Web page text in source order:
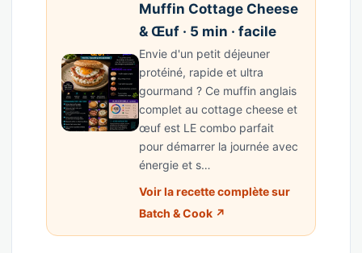
Muffin Cottage Cheese
& Œuf · 5 min · facile
Envie d'un petit déjeuner
protéiné, rapide et ultra
gourmand ? Ce muffin anglais
complet au cottage cheese et
œuf est LE combo parfait
pour démarrer la journée avec
énergie et s…
Voir la recette complète sur
Batch & Cook ↗